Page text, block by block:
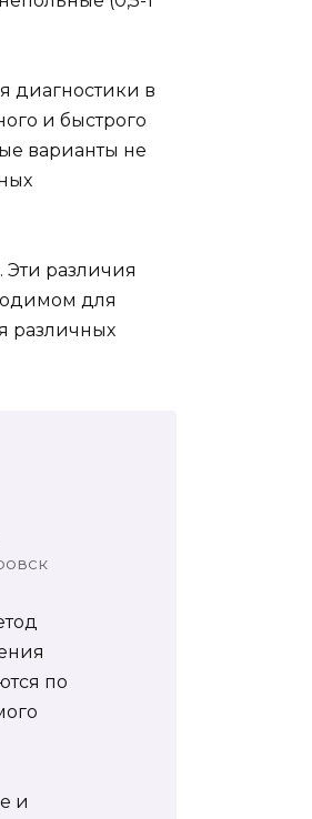
диагностики в
и быстрого
варианты не
различия
для
различных
по
и